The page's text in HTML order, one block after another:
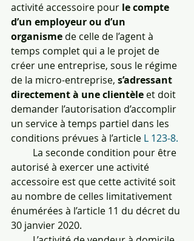
activité accessoire pour le compte
d’un employeur ou d’un
organisme de celle de l’agent à
temps complet qui a le projet de
créer une entreprise, sous le régime
de la micro-entreprise, s’adressant
directement à une clientèle et doit
demander l’autorisation d’accomplir
un service à temps partiel dans les
conditions prévues à l’article L 123-8.
La seconde condition pour être
autorisé à exercer une activité
accessoire est que cette activité soit
au nombre de celles limitativement
énumérées à l’article 11 du décret du
30 janvier 2020.